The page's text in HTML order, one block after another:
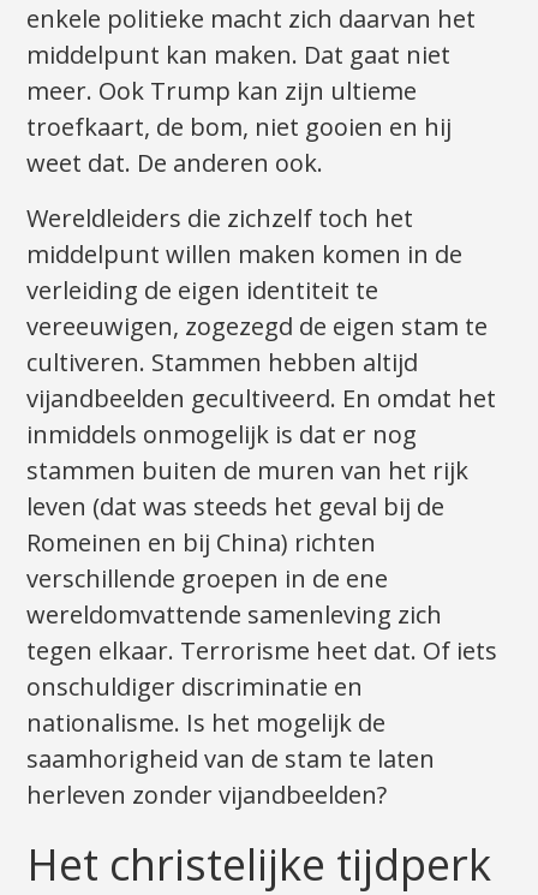
enkele politieke macht zich daarvan het
middelpunt kan maken. Dat gaat niet
meer. Ook Trump kan zijn ultieme
troefkaart, de bom, niet gooien en hij
weet dat. De anderen ook.
Wereldleiders die zichzelf toch het
middelpunt willen maken komen in de
verleiding de eigen identiteit te
vereeuwigen, zogezegd de eigen stam te
cultiveren. Stammen hebben altijd
vijandbeelden gecultiveerd. En omdat het
inmiddels onmogelijk is dat er nog
stammen buiten de muren van het rijk
leven (dat was steeds het geval bij de
Romeinen en bij China) richten
verschillende groepen in de ene
wereldomvattende samenleving zich
tegen elkaar. Terrorisme heet dat. Of iets
onschuldiger discriminatie en
nationalisme. Is het mogelijk de
saamhorigheid van de stam te laten
herleven zonder vijandbeelden?
Het christelijke tijdperk